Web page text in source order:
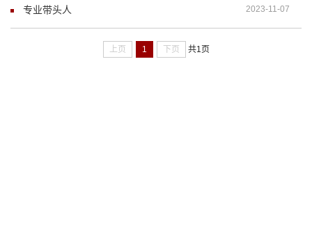
专业带头人 2023-11-07
上页 1 下页 共1页